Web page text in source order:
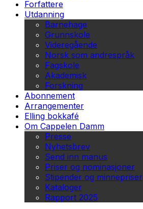
Forfattere
Utdanning
Barnehage
Grunnskole
Videregående
Norsk som andrespråk
Fagskole
Akademisk
Forskning
Abonnement
Arrangementer
Elling bokkafé
Om Cappelen Damm
Presse
Nyhetsbrev
Send inn manus
Priser og nominasjoner
Stipender og minnepriser
Kataloger
Rapport 2025